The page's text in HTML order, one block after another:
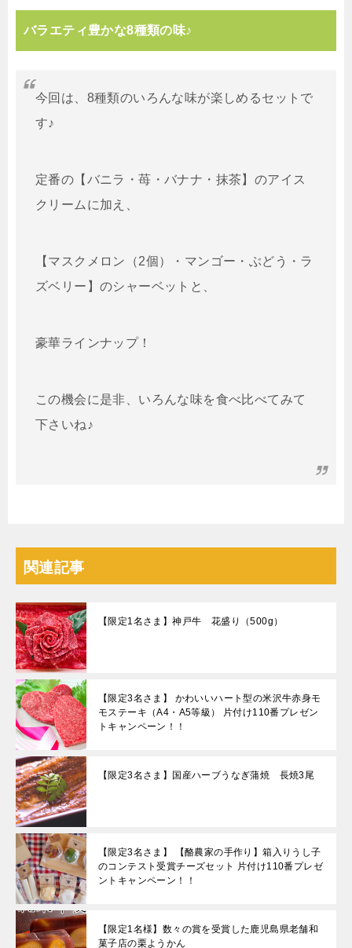
バラエティ豊かな8種類の味♪
今回は、8種類のいろんな味が楽しめるセットで
す♪
定番の【バニラ・苺・バナナ・抹茶】のアイス
クリームに加え、
【マスクメロン（2個）・マンゴー・ぶどう・ラ
ズベリー】のシャーベットと、
豪華ラインナップ！
この機会に是非、いろんな味を食べ比べてみて
下さいね♪
関連記事
【限定1名さま】神戸牛 花盛り（500g）
【限定3名さま】 かわいいハート型の米沢牛赤身モ
モステーキ（A4・A5等級） 片付け110番プレゼン
トキャンペーン！！
【限定3名さま】国産ハーブうなぎ蒲焼 長焼3尾
【限定3名さま】 【酪農家の手作り】箱入りうし子
のコンテスト受賞チーズセット 片付け110番プレゼ
ントキャンペーン！！
【限定1名様】数々の賞を受賞した鹿児島県老舗和
菓子店の栗ようかん